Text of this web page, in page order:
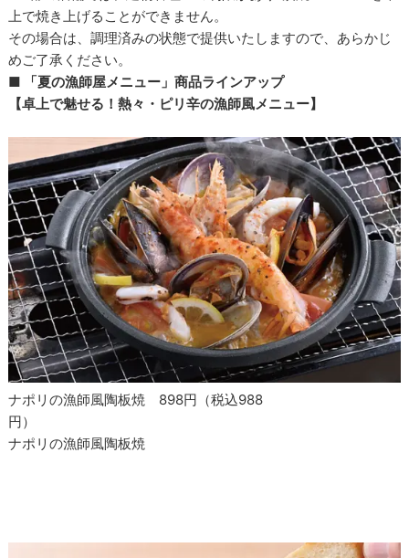
上で焼き上げることができません。
その場合は、調理済みの状態で提供いたしますので、あらかじ
めご了承ください。
■ 「夏の漁師屋メニュー」商品ラインアップ
【卓上で魅せる！熱々・ピリ辛の漁師風メニュー】
ナポリの漁師風陶板焼 898円（税込988
円）
ナポリの漁師風陶板焼